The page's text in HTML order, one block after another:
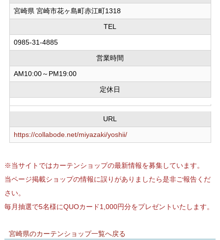
宮崎県 宮崎市花ヶ島町赤江町1318
TEL
0985-31-4885
営業時間
AM10:00～PM19:00
定休日
URL
https://collabode.net/miyazaki/yoshii/
※当サイトではカーテンショップの最新情報を募集しています。
当ページ掲載ショップの情報に誤りがありましたら是非ご報告くだ
さい。
毎月抽選で5名様にQUOカード1,000円分をプレゼントいたします。
宮崎県のカーテンショップ一覧へ戻る